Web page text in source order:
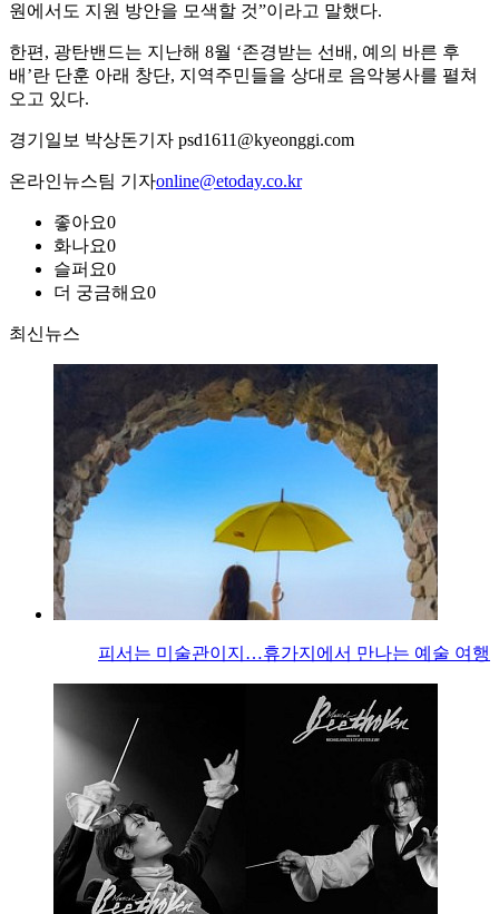
원에서도 지원 방안을 모색할 것”이라고 말했다.
한편, 광탄밴드는 지난해 8월 ‘존경받는 선배, 예의 바른 후
배’란 단훈 아래 창단, 지역주민들을 상대로 음악봉사를 펼쳐
오고 있다.
경기일보 박상돈기자 psd1611@kyeonggi.com
온라인뉴스팀 기자online@etoday.co.kr
좋아요0
화나요0
슬퍼요0
더 궁금해요0
최신뉴스
피서는 미술관이지…휴가지에서 만나는 예술 여행